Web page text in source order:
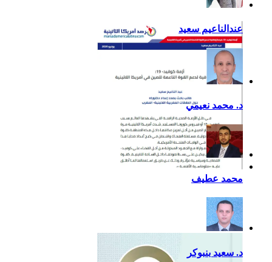
إضافية لدعم القوة الناعمة
للصين في أمريكا اللاتينية
عندالناعيم سعيد
د. محمد نعيمي
محمد عطيف
د. سعيد بنبوكر